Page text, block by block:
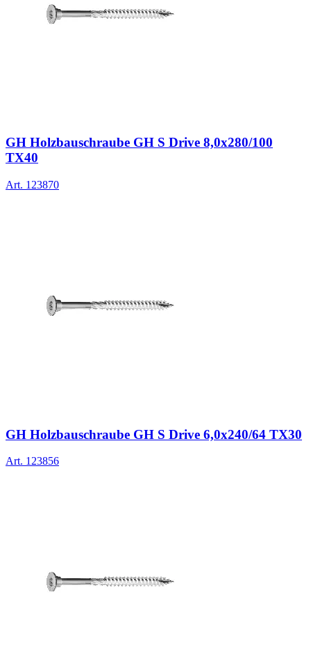
GH Holzbauschraube GH S Drive 8,0x280/100
TX40
Art. 123870
GH Holzbauschraube GH S Drive 6,0x240/64 TX30
Art. 123856